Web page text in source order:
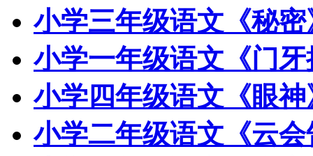
小学三年级语文《秘
小学一年级语文《门
小学四年级语文《眼
小学二年级语文《云